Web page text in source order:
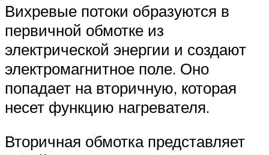
Вихревые потоки образуются в
первичной обмотке из
электрической энергии и создают
электромагнитное поле. Оно
попадает на вторичную, которая
несет функцию нагревателя.
Вторичная обмотка представляет